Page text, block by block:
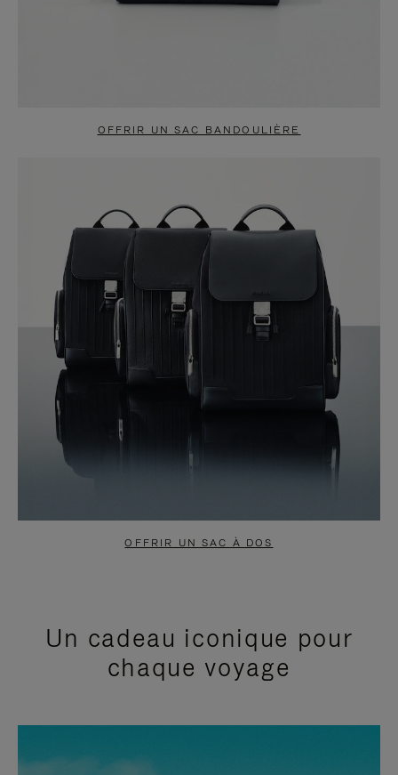
OFFRIR UN SAC BANDOULIÈRE
OFFRIR UN SAC À DOS
Un cadeau iconique pour
chaque voyage